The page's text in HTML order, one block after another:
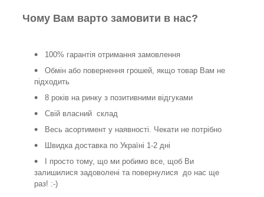
Чому Вам варто замовити в нас?
100% гарантія отримання замовлення
Обмін або повернення грошей, якщо товар Вам не
підходить
8 років на ринку з позитивними відгуками
Свій власний склад
Весь асортимент у наявності. Чекати не потрібно
Швидка доставка по Україні 1-2 дні
І просто тому, що ми робимо все, щоб Ви
залишилися задоволені та повернулися до нас ще
раз! :-)